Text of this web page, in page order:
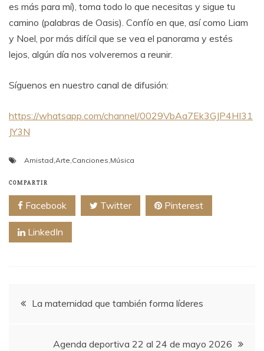
es más para mí), toma todo lo que necesitas y sigue tu
camino (palabras de Oasis). Confío en que, así como Liam
y Noel, por más difícil que se vea el panorama y estés
lejos, algún día nos volveremos a reunir.
Síguenos en nuestro canal de difusión:
https://whatsapp.com/channel/0029VbAa7Ek3GJP4HI31
JY3N
Amistad,Arte,Canciones,Música
COMPARTIR
Facebook Twitter Pinterest
LinkedIn
Navegación
La maternidad que también forma líderes
Agenda deportiva 22 al 24 de mayo 2026